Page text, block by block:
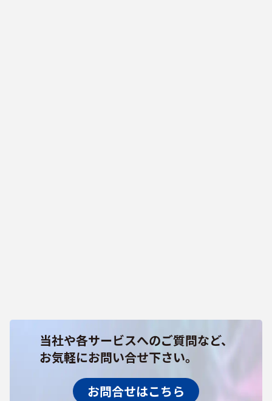
当社や各サービスへのご質問など、
お気軽にお問い合せ下さい。
お問合せはこちら